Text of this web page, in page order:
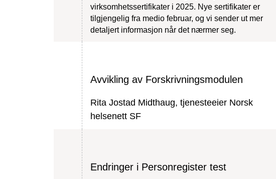
virksomhetssertifikater i 2025. Nye sertifikater er
tilgjengelig fra medio februar, og vi sender ut mer
detaljert informasjon når det nærmer seg.
Avvikling av Forskrivningsmodulen
Rita Jostad Midthaug, tjenesteeier Norsk
helsenett SF
Endringer i Personregister test